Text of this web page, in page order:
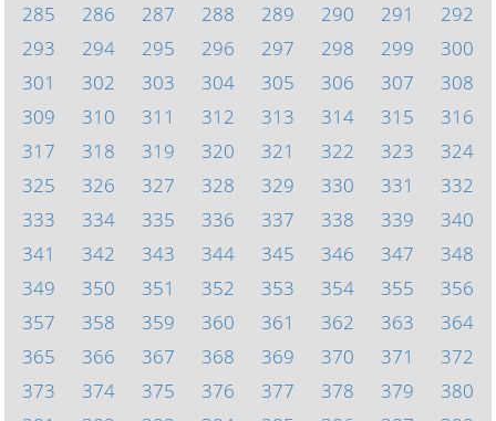
285
286 287 288 289 290 291
292
293
294 295 296 297 298 299
300
301
302 303 304 305 306 307
308
309
310 311 312 313 314 315
316
317
318 319 320 321 322 323
324
325
326 327 328 329 330 331
332
333
334 335 336 337 338 339
340
341
342 343 344 345 346 347
348
349
350 351 352 353 354 355
356
357
358 359 360 361 362 363
364
365
366 367 368 369 370 371
372
373
374 375 376 377 378 379
380